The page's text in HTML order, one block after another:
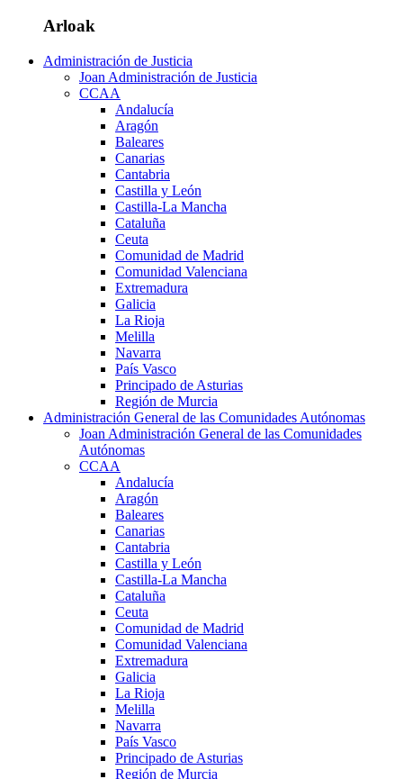
Arloak
Administración de Justicia
Joan Administración de Justicia
CCAA
Andalucía
Aragón
Baleares
Canarias
Cantabria
Castilla y León
Castilla-La Mancha
Cataluña
Ceuta
Comunidad de Madrid
Comunidad Valenciana
Extremadura
Galicia
La Rioja
Melilla
Navarra
País Vasco
Principado de Asturias
Región de Murcia
Administración General de las Comunidades Autónomas
Joan Administración General de las Comunidades
Autónomas
CCAA
Andalucía
Aragón
Baleares
Canarias
Cantabria
Castilla y León
Castilla-La Mancha
Cataluña
Ceuta
Comunidad de Madrid
Comunidad Valenciana
Extremadura
Galicia
La Rioja
Melilla
Navarra
País Vasco
Principado de Asturias
Región de Murcia